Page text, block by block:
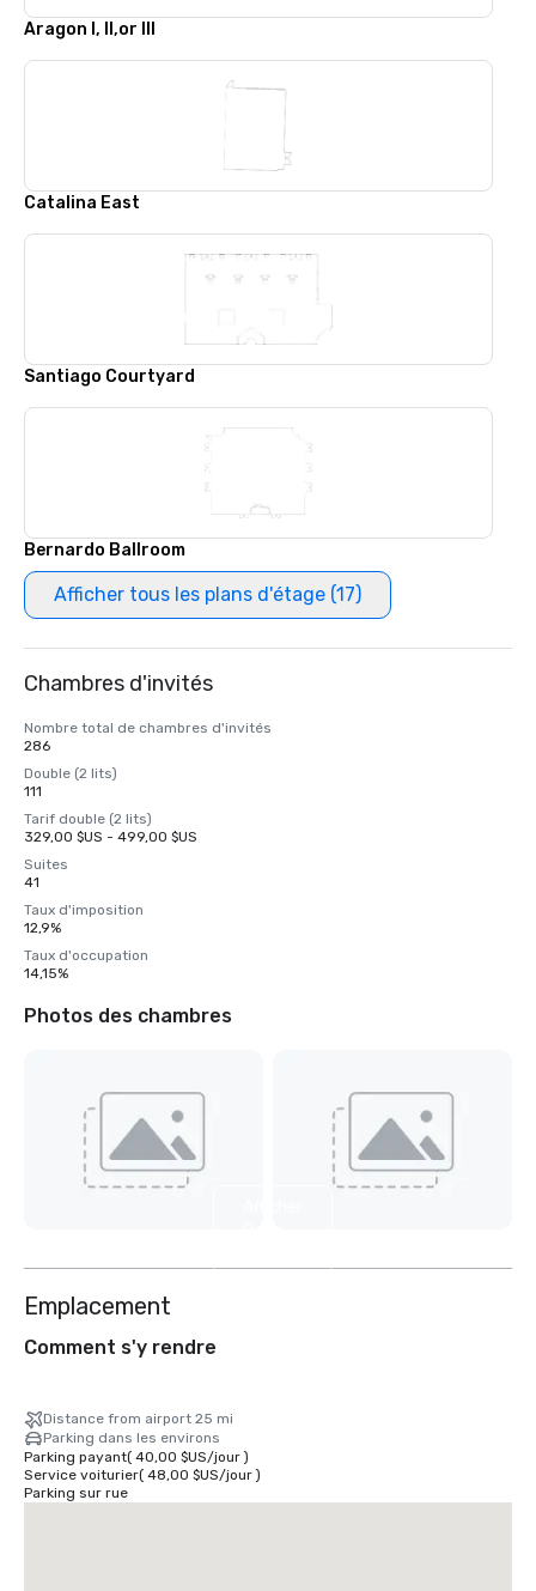
Aragon I, II,or III
Catalina East
Santiago Courtyard
Bernardo Ballroom
Afficher tous les plans d'étage (17)
Chambres d'invités
Nombre total de chambres d'invités
286
Double (2 lits)
111
Tarif double (2 lits)
329,00 $US - 499,00 $US
Suites
41
Taux d'imposition
12,9%
Taux d'occupation
14,15%
Photos des chambres
Emplacement
Comment s'y rendre
Distance from airport 25 mi
Parking dans les environs
Parking payant( 40,00 $US/jour)
Service voiturier( 48,00 $US/jour)
Parking sur rue